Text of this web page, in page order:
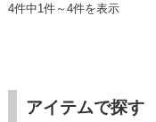
4件中1件～4件を表示
アイテムで探す